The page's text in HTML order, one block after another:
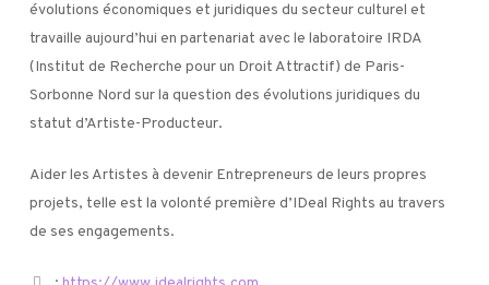
évolutions économiques et juridiques du secteur culturel et
travaille aujourd’hui en partenariat avec le laboratoire IRDA
(Institut de Recherche pour un Droit Attractif) de Paris-
Sorbonne Nord sur la question des évolutions juridiques du
statut d’Artiste-Producteur.
Aider les Artistes à devenir Entrepreneurs de leurs propres
projets, telle est la volonté première d’IDeal Rights au travers
de ses engagements.